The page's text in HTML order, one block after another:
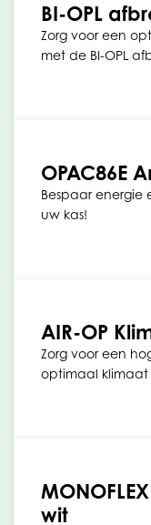
BI-OPL
Zorg voor een
met de BI-OPL
OPAC86E
Bespaar energie
uw kas!
AIR-OP
Zorg voor een
optimaal klimaat
wit